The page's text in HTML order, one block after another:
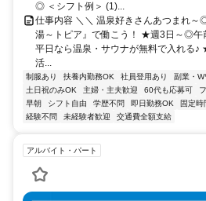
◎ ＜シフト例＞ (1)...
仕事内容 ＼＼ 温泉好きさんあつまれ～
湯～トピア』で働こう！ ★週3日～◎午
平日なら温泉・サウナが無料で入れる
活...
制服あり 扶養内勤務OK 社員登用あり 副業・
土日祝のみOK
主婦・主夫歓迎 60代も応募可
早朝
シフト自由 学歴不問 即日勤務OK 固定時
経験不問
未経験者歓迎 交通費全額支給
アルバイト・パート